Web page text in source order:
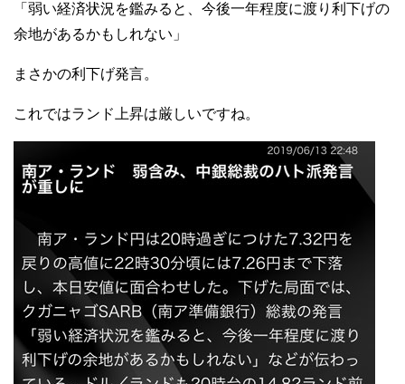
「弱い経済状況を鑑みると、今後一年程度に渡り利下げの
余地があるかもしれない」
まさかの利下げ発言。
これではランド上昇は厳しいですね。